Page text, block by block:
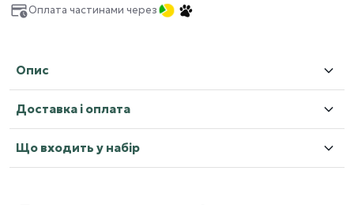
Оплата частинами через
Опис
Доставка і оплата
Що входить у набір